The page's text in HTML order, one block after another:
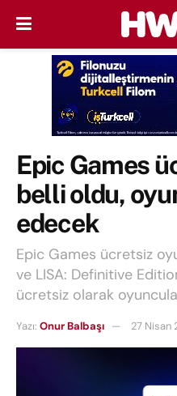
Epic Games
belli oldu,
edecek
Epic Games ücretsiz
ve LISA: Definitive
ücretsiz olarak
Yazı: Onur Balbaşı 27 Nisan